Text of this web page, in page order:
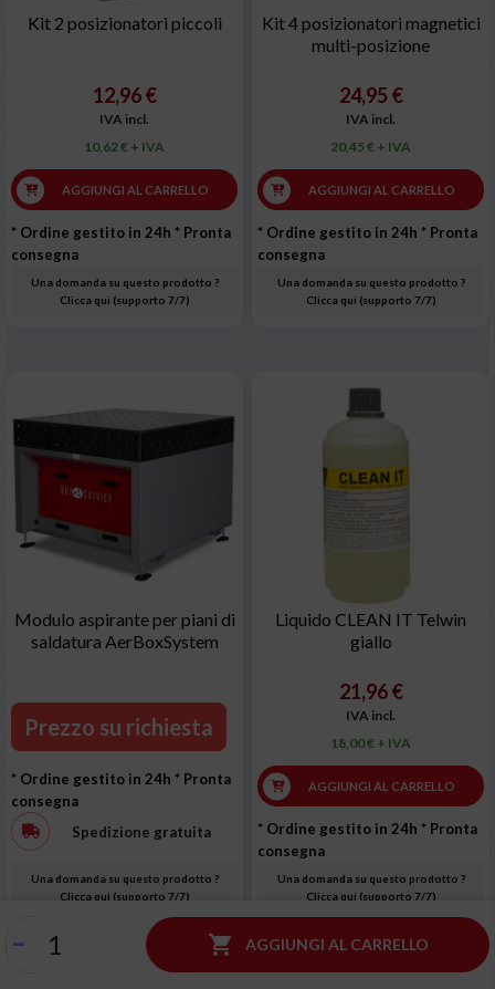
 AGGIUNGI AL CARRELLO
Kit 2 posizionatori piccoli
12,96 €
IVA incl.
10,62 € + IVA
AGGIUNGI AL CARRELLO
* Ordine gestito in 24h * Pronta
consegna
Una domanda su questo prodotto ?
Clicca qui (supporto 7/7)
Kit 4 posizionatori magnetici
multi-posizione
24,95 €
IVA incl.
20,45 € + IVA
AGGIUNGI AL CARRELLO
* Ordine gestito in 24h * Pronta
consegna
Una domanda su questo prodotto ?
Clicca qui (supporto 7/7)
Modulo aspirante per piani di
saldatura AerBoxSystem
Prezzo su richiesta
* Ordine gestito in 24h * Pronta
consegna
Spedizione gratuita
Una domanda su questo prodotto ?
Clicca qui (supporto 7/7)
Liquido CLEAN IT Telwin
giallo
21,96 €
IVA incl.
18,00 € + IVA
AGGIUNGI AL CARRELLO
* Ordine gestito in 24h * Pronta
consegna
Una domanda su questo prodotto ?
Clicca qui (supporto 7/7)